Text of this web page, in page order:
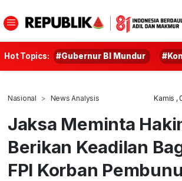
Hot Topics: #Gubernur BI Mundur
Nasional News Analysis Kamis ,
Jaksa Meminta
Berikan Keadilan
FPI Korban